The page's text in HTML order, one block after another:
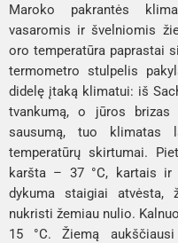
Maroko pakrantės
vasaromis ir švelniomis
oro temperatūra paprastai
termometro stulpelis
didelę įtaką klimatui: iš
tvankumą, o jūros
sausumą, tuo klimatas
temperatūrų skirtumai.
karšta – 37 °C, kartais
dykuma staigiai atvėsta,
nukristi žemiau nulio.
15 °C. Žiemą